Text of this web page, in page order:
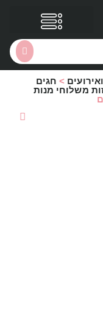
> חגים
משלוחי מנות